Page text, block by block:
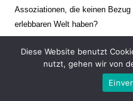
Assoziationen, die keinen
erlebbaren Welt haben?
Verharren und Dynamik stehen
oder verrinnt im Nu. Es soll
zur Schmerzgrenze erzeugt
Diese Website benutzt
nutzt, gehen wir von